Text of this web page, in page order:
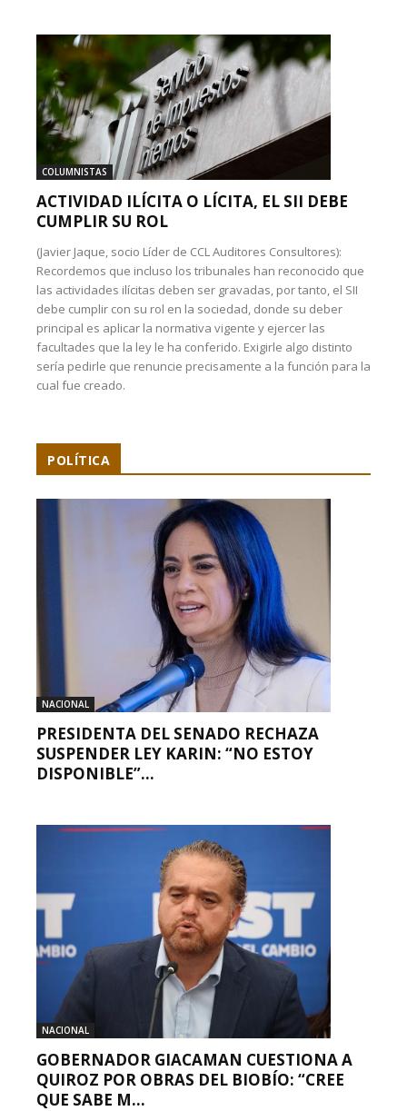
COLUMNISTAS
ACTIVIDAD ILÍCITA O LÍCITA, EL SII DEBE
CUMPLIR SU ROL
(Javier Jaque, socio Líder de CCL Auditores Consultores):
Recordemos que incluso los tribunales han reconocido que
las actividades ilícitas deben ser gravadas, por tanto, el SII
debe cumplir con su rol en la sociedad, donde su deber
principal es aplicar la normativa vigente y ejercer las
facultades que la ley le ha conferido. Exigirle algo distinto
sería pedirle que renuncie precisamente a la función para la
cual fue creado.
POLÍTICA
NACIONAL
PRESIDENTA DEL SENADO RECHAZA
SUSPENDER LEY KARIN: “NO ESTOY
DISPONIBLE”...
NACIONAL
GOBERNADOR GIACAMAN CUESTIONA A
QUIROZ POR OBRAS DEL BIOBÍO: “CREE
QUE SABE M...